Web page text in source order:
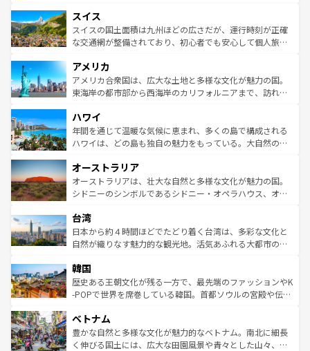
れる地方に足を運ぶとそれぞれで全く異なる文化を体験で
きるだろう。 なお、新着のフランス情報はコンテンツ一覧
を参照してほしい。
は、お酒好きな人にはぜひ体験してほしい。 なお、新着の
ドイツ情報はコンテンツ一覧を参照してほしい。
リアごとに異なる魅力がある。また、優雅なアフタヌーン
ティー、ビール好きにはたまらない英国パブ、サッカー観
戦など、本場だからこそできる体験も豊富。イギリスを旅
ンツ一覧を参照してほしい。
スイス
スイスの国土面積は九州ほどの広さだが、運行時刻が正確
な交通網が整備されており、初心者でも安心して個人旅行
の建物がそのまま残る町や、スイスならではのユニークな
博物館もあり、アルプス観光だけでなく町歩きも満喫する
ことができる。国民の所得が高いため物価も高いが、旅行
ば市内交通費無料で観光を楽しむこともできる。 なお、新
着のスイス情報はコンテンツ一覧 を参照してほしい。
アメリカ
アメリカ合衆国は、広大な土地と多様な文化が魅力の国。
東海岸の都市部から西海岸のカリフォルニアまで、訪れる
のような巨大都市は、観光、ショッピング、エンターテイ
ンメントが詰まった刺激的なスポットだ。一方、アメリカ
西部には大自然が広がり、グランドキャニオンやイエロー
部のニューオーリンズでは、音楽と美食が融合した独特の
文化が魅力。旅行者はアメリカの各地域で異なる魅力を楽
しみながら、その多様性と豊かな歴史を感じることができ
ならではの贅沢な旅のスタイルだ。 なお、新着のアメリカ
情報はコンテンツ一覧を参照してほしい。
ハワイ
年間を通じて温暖な気候に恵まれ、多くの島で構成される
ハワイは、どの島も独自の魅力をもっている。大自然の神
ワイ島は見逃せない。また、定番の観光地といえばオアフ
島だが、静かな自然を求めるならマウイ島やカウアイ島が
おすすめ。エメラルドグリーンに輝く海をはじめ、豊かな
れるおもてなしの心で訪れる人々を迎えてくれるハワイの
人々、おいしいローカルフードやハワイアンミュージッ
ク、伝統的なフラダンスなど、すべてがハワイの魅力を彩
ワイを、存分に味わってほしい。 なお、新着のハワイ情報
はコンテンツ一覧を参照してほしい。
オーストラリア
オーストラリアは、壮大な自然と多様な文化が魅力の国。
シドニーのシンボルであるシドニー・オペラハウス、オー
リアリーフや大陸中央部にそびえるウルル（エアーズロッ
ク）、タスマニアの美しい原生林やケアンズの熱帯雨林な
ど、見どころがたくさん。また、カフェやワイン、オージ
いる。アクティビティも充実しており、サーフィンやダイ
ビング、ハイキングなど、アウトドア好きにはたまらな
い。オーストラリアの多彩な魅力を存分に味わいつくそ
参照してほしい。
台湾
日本から約４時間ほどでたどり着く台湾は、多彩な文化と
自然が織りなす魅力的な観光地。活気あふれる大都市の台
ン）、静ひつな山岳地帯である台湾東部など、都市の喧騒
と山間の静けさが共存しており、訪れる人に新しい発見と
驚きをもたらしてくれる。また、奥深い台湾の食文化も魅
容にもいいと評判のスイーツなど、バラエティ豊かな料理
が味わえる。 なお、新着の台湾情報は コンテンツ一覧を参
照してほしい。
韓国
歴史ある王朝文化が残る一方で、最先端のファッションやK
-POPで世界を席巻している韓国。首都ソウルの宮殿や伝統
き、地方に足を延ばせば四季折々の自然美を楽しむことが
できる。そして、キムチや焼肉、絶品のストリートフード
まで、さまざまな韓国料理が待っている。夜には、韓国な
ベトナム
豊かな自然と多様な文化が魅力的なベトナム。南北に細長
く伸びる国土には、広大な田園風景や青々とした山々、世